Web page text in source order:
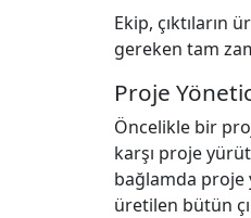
Ekip, çıktıların
gereken tam
Proje
Öncelikle bir
karşı proje
bağlamda
üretilen bütün